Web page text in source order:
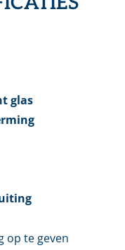
glas
op te geven